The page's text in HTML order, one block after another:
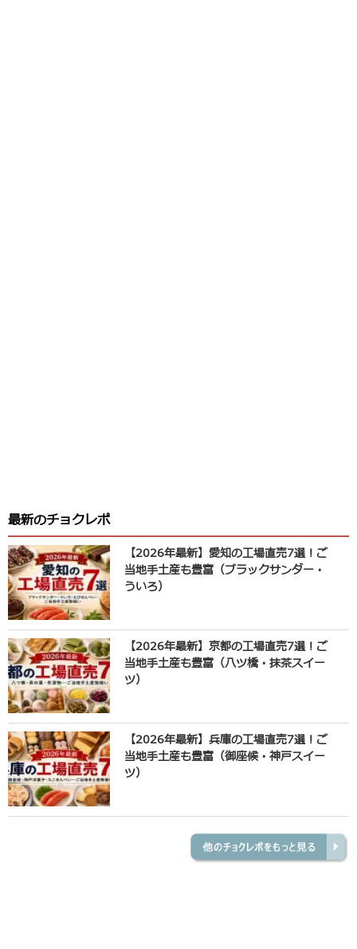
最新のチョクレポ
【2026年最新】愛知の工場直売7選！ご
当地手土産も豊富（ブラックサンダー・
ういろ）
【2026年最新】京都の工場直売7選！ご
当地手土産も豊富（八ツ橋・抹茶スイー
ツ）
【2026年最新】兵庫の工場直売7選！ご
当地手土産も豊富（御座候・神戸スイー
ツ）